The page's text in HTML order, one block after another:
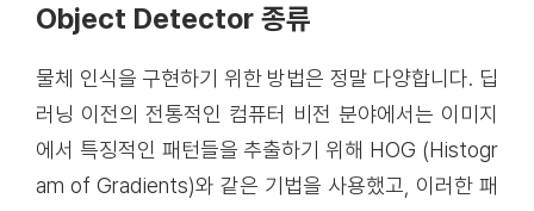
Object Detector 종류
물체 인식을 구현하기 위한 방법은 정말 다양합니다. 딥
러닝 이전의 전통적인 컴퓨터 비전 분야에서는 이미지
에서 특징적인 패턴들을 추출하기 위해 HOG (Histogr
am of Gradients)와 같은 기법을 사용했고, 이러한 패